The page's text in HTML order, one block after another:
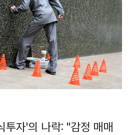
투자'의 나락: "감정 매매